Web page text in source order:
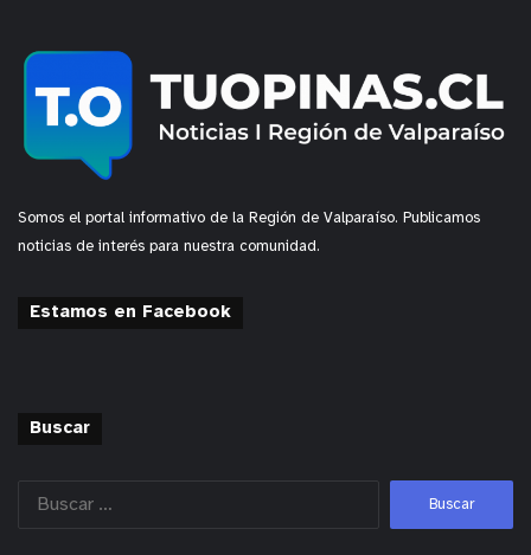
disponibles en el
Culturas, las Artes y el Patrimonio.
Somos el portal informativo de la Región de Valparaíso. Publicamos
noticias de interés para nuestra comunidad.
Estamos en Facebook
Buscar